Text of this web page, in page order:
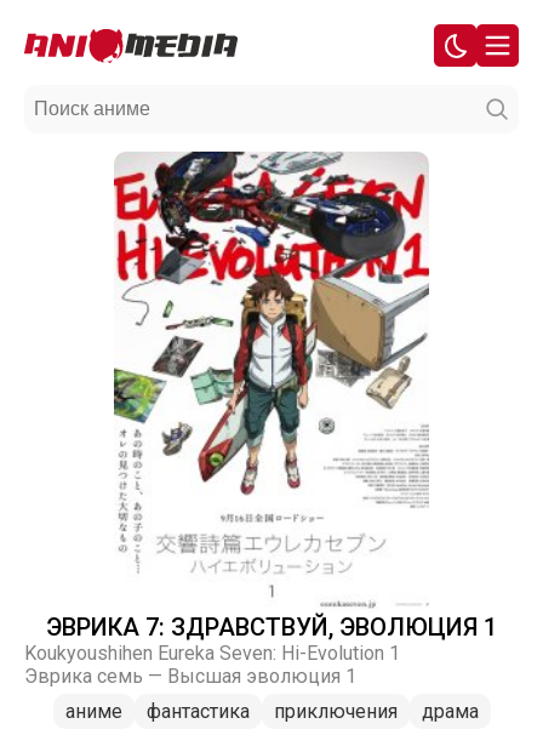
ЭВРИКА 7: ЗДРАВСТВУЙ, ЭВОЛЮЦИЯ 1
Koukyoushihen Eureka Seven: Hi-Evolution 1
Эврика семь — Высшая эволюция 1
аниме
фантастика приключения драма